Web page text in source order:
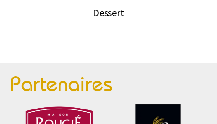
Dessert
Partenaires